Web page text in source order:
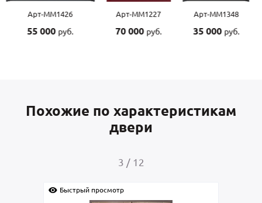
Арт-ММ1227
70 000руб.
Арт-ММ1348
35 000руб.
Арт-ММ1507
55 000руб.
Похожие по характеристикам
двери
4 / 12
Быстрый просмотр